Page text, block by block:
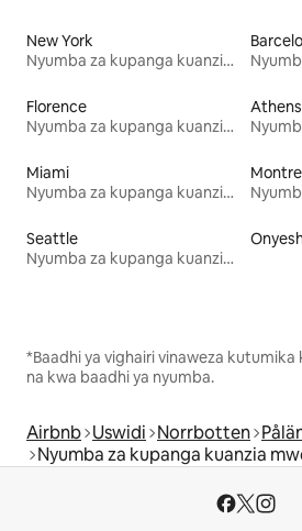
New York
Nyumba za kupanga kuanzia mwezi mmoja
Florence
Nyumba za kupanga kuanzia mwezi mmoja
Athens
Miami
Nyumba za kupanga kuanzia mwezi mmoja
Seattle
Nyumba za kupanga kuanzia mwezi mmoja
*Baadhi ya vighairi vinaweza
na kwa baadhi ya nyumba.
Airbnb Uswidi Norrbotten
Nyumba za kupanga kuanzia